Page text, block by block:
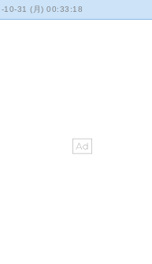
10-31 (月) 00:33:18